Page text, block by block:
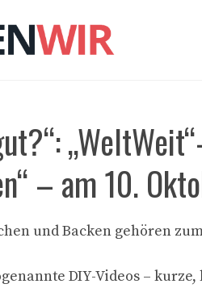
– am 10.
und Backen gehören
DIY-Videos –